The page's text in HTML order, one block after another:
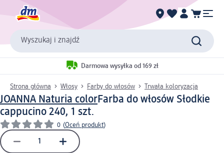
Wyszukaj i znajdź
Darmowa wysyłka od 169 zł
Strona główna Włosy Farby do włosów Trwała koloryzacja
JOANNA Naturia colorFarba do włosów Słodkie
cappucino 240, 1 szt.
0 (Oceń produkt)